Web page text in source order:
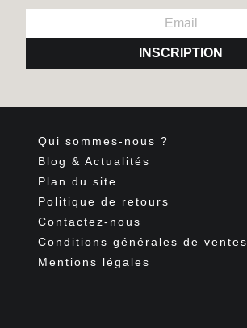
INSCRIPTION
Qui sommes-nous ?
Blog & Actualités
Plan du site
Politique de retours
Contactez-nous
Conditions générales de ventes
Mentions légales